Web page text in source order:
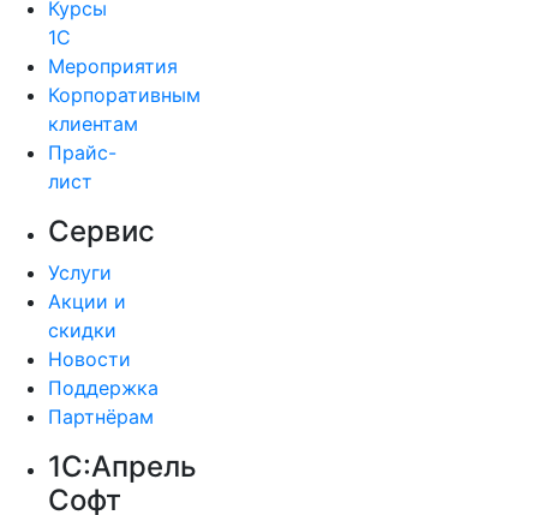
Курсы
1С
Мероприятия
Корпоративным
клиентам
Прайс-
лист
Сервис
Услуги
Акции и
скидки
Новости
Поддержка
Партнёрам
1С:Апрель
Софт